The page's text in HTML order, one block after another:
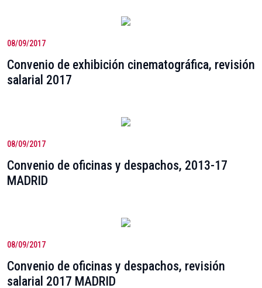
08/09/2017
Convenio de exhibición cinematográfica, revisión
salarial 2017
08/09/2017
Convenio de oficinas y despachos, 2013-17
MADRID
08/09/2017
Convenio de oficinas y despachos, revisión
salarial 2017 MADRID